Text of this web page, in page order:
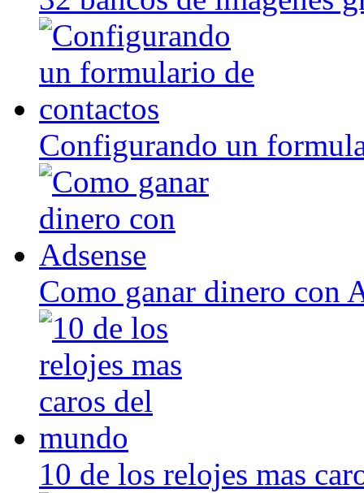
Configurando un
Como ganar dinero con
10 de los relojes mas